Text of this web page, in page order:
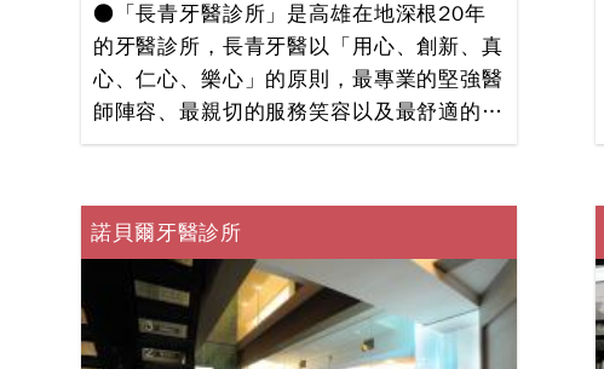
●「長青牙醫診所」是高雄在地深根20年
的牙醫診所，長青牙醫以「用心、創新、真
心、仁心、樂心」的原則，最專業的堅強醫
師陣容、最親切的服務笑容以及最舒適的看
診環境，讓每位來求診的患者都能享有賓至
------- 我們的服務項目包括：3D微創植牙、
齒顎矯正、雷射牙周治療、美容牙科、瓷牙
貼片、牙齦整形等。「長青牙醫診所」的人
工植牙技術更與美國紐約大學同步，率先引
進21世紀高科技技術，是缺牙者最佳的選
諾貝爾牙醫診所